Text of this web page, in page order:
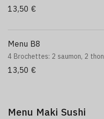
13,50 €
Menu B8
4 Brochettes: 2 saumon, 2 thon
13,50 €
Menu Maki Sushi